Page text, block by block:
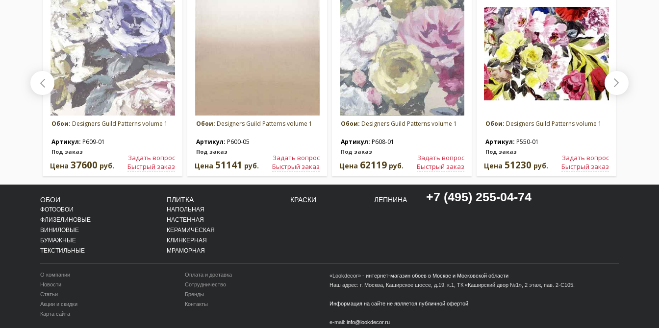
Обои: Designers Guild Patterns volume 1
Артикул: P609-01
Под заказ
Задать вопрос
Быстрый заказ
Цена 37600 руб.
Обои: Designers Guild Patterns volume 1
Артикул: P600-05
Под заказ
Задать вопрос
Быстрый заказ
Цена 51141 руб.
Обои: Designers Guild Patterns volume 1
Артикул: P608-01
Под заказ
Задать вопрос
Быстрый заказ
Цена 62119 руб.
Обои: Designers Guild Patterns volume 1
Артикул: P550-01
Под заказ
Задать вопрос
Быстрый заказ
Цена 51230 руб.
ОБОИ
ФОТООБОИ
ФЛИЗЕЛИНОВЫЕ
ВИНИЛОВЫЕ
БУМАЖНЫЕ
ТЕКСТИЛЬНЫЕ
ПЛИТКА
НАПОЛЬНАЯ
НАСТЕННАЯ
КЕРАМИЧЕСКАЯ
КЛИНКЕРНАЯ
МРАМОРНАЯ
КРАСКИ ЛЕПНИНА +7 (495) 255-04-74
О компании
Новости
Статьи
Акции и скидки
Карта сайта
Оплата и доставка
Сотрудничество
Бренды
Контакты
«Lookdecor» - интернет-магазин обоев в Москве и Московской области
Наш адрес: г. Москва, Каширское шоссе, д.19, к.1, ТК «Каширский двор №1», 2 этаж, пав. 2-С105.
Информация на сайте не является публичной офертой
e-mail: info@lookdecor.ru